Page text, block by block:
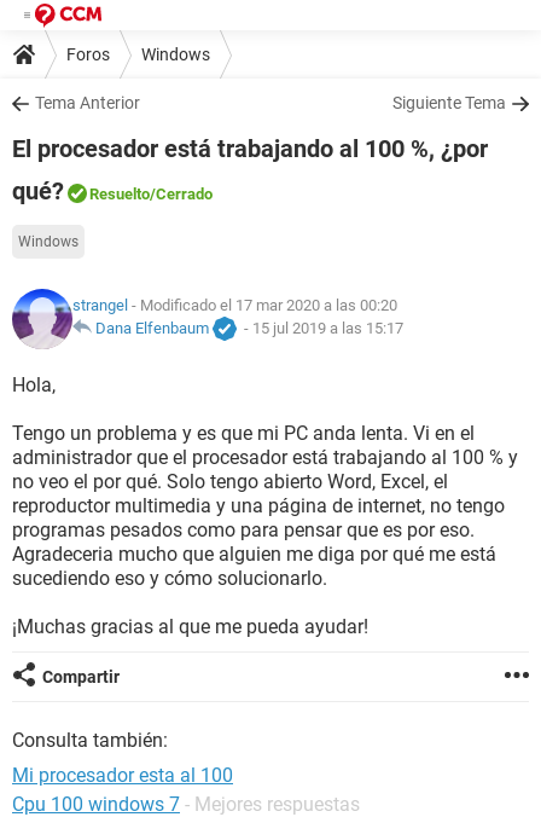
Foros Windows
Tema Anterior Siguiente Tema
El procesador está trabajando al 100 %, ¿por
qué?
Resuelto/Cerrado
Windows
strangel - Modificado el 17 mar 2020 a las 00:20
Dana Elfenbaum
- 15 jul 2019 a las 15:17
Hola,
Tengo un problema y es que mi PC anda lenta. Vi en el
administrador que el procesador está trabajando al 100 % y
no veo el por qué. Solo tengo abierto Word, Excel, el
reproductor multimedia y una página de internet, no tengo
programas pesados como para pensar que es por eso.
Agradeceria mucho que alguien me diga por qué me está
sucediendo eso y cómo solucionarlo.
¡Muchas gracias al que me pueda ayudar!
Compartir
Consulta también:
Mi procesador esta al 100
Cpu 100 windows 7 - Mejores respuestas